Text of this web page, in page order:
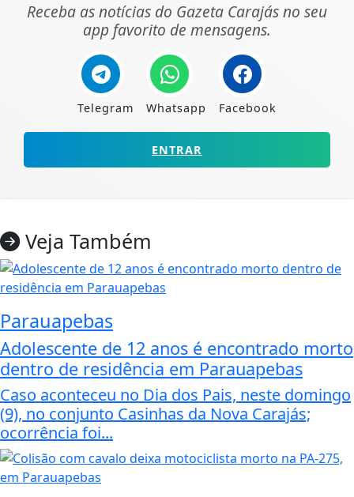
Receba as notícias do Gazeta Carajás no seu
app favorito de mensagens.
Telegram Whatsapp Facebook
ENTRAR
Veja Também
Parauapebas
Adolescente de 12 anos é encontrado morto
dentro de residência em Parauapebas
Caso aconteceu no Dia dos Pais, neste domingo
(9), no conjunto Casinhas da Nova Carajás;
ocorrência foi...